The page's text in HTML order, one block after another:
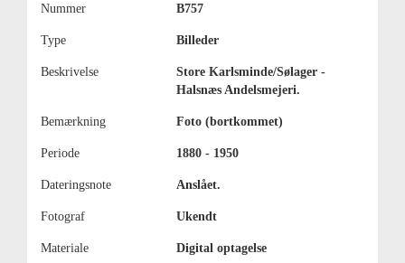
Nummer B757
Type Billeder
Beskrivelse
Store Karlsminde/Sølager -
Halsnæs Andelsmejeri.
Bemærkning Foto (bortkommet)
Periode 1880 - 1950
Dateringsnote Anslået.
Fotograf Ukendt
Materiale Digital optagelse